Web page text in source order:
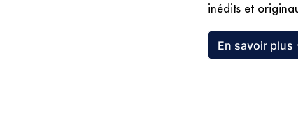
inédits et
En savoir plus